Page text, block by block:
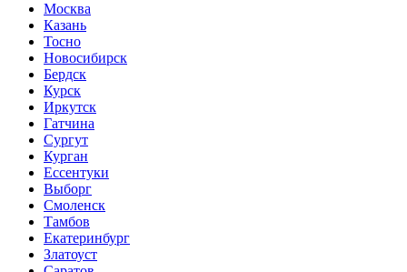
Москва
Казань
Тосно
Новосибирск
Бердск
Курск
Иркутск
Гатчина
Сургут
Курган
Ессентуки
Выборг
Смоленск
Тамбов
Екатеринбург
Златоуст